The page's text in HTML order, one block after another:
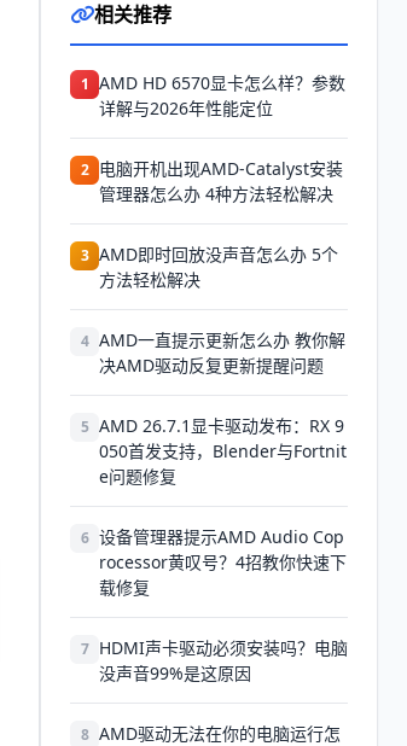
相关推荐
1 AMD HD 6570显卡怎么样？参数
详解与2026年性能定位
2 电脑开机出现AMD-Catalyst安装
管理器怎么办 4种方法轻松解决
3 AMD即时回放没声音怎么办 5个
方法轻松解决
4 AMD一直提示更新怎么办 教你解
决AMD驱动反复更新提醒问题
5 AMD 26.7.1显卡驱动发布：RX 9
050首发支持，Blender与Fortnit
e问题修复
6 设备管理器提示AMD Audio Cop
rocessor黄叹号？4招教你快速下
载修复
7 HDMI声卡驱动必须安装吗？电脑
没声音99%是这原因
8 AMD驱动无法在你的电脑运行怎